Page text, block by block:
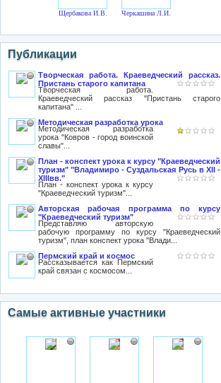
Щербакова И.В. Черкашина Л.И.
Публикации
Творческая работа. Краеведческий рассказ.
Пристань старого капитана
Творческая работа.
Краеведческий рассказ "Пристань старого
капитана" ...
Методическая разработка урока
Методическая разработка
урока "Ковров - город воинской
славы"...
План - конспект урока к курсу "Краеведческий
туризм" "Владимиро - Суздальская Русь в XII -
XIIIвв."
План - конспект урока к курсу
"Краеведческий туризм"...
Авторская рабочая программа по курсу
"Краеведческий туризм"
Представляю авторскую
рабочую программу по курсу "Краеведческий
туризм", план конспект урока "Влади...
Пермский край и космос
Рассказывается как Пермский
край связан с космосом...
Самые активные участники